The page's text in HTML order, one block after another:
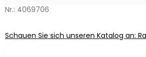
Nr.: 4069706
Schauen Sie sich unseren Katalog an: